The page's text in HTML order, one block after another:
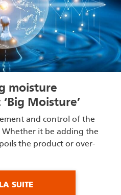
moisture
Moisture’
and control of the
Whether it be adding the
the product or over-
SUITE